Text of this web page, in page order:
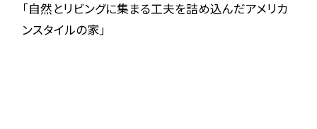
「自然とリビングに集まる工夫を詰め込んだアメリカ
ンスタイルの家」